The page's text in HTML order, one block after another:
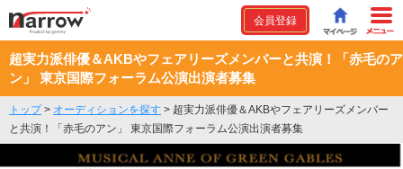
会員登録
超実力派俳優＆AKBやフェアリーズメンバーと共演！「赤毛のア
ン」 東京国際フォーラム公演出演者募集
トップ> オーディションを探す > 超実力派俳優＆AKBやフェアリーズメンバー
と共演！「赤毛のアン」 東京国際フォーラム公演出演者募集